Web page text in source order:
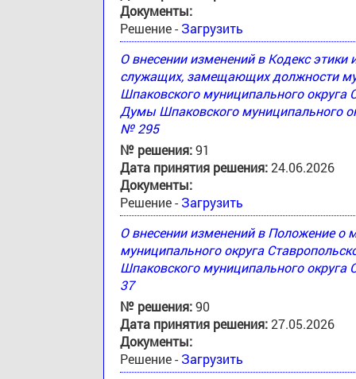
Документы:
Решение - Загрузить
О внесении изменений в Кодекс
служащих, замещающих должности
Шпаковского муниципального
Думы Шпаковского муниципального
№ 295
№ решения:91
Дата принятия решения:24.06.2026
Документы:
Решение - Загрузить
О внесении изменений в Положение
муниципального округа
Шпаковского муниципального округа
37
№ решения:90
Дата принятия решения:27.05.2026
Документы:
Решение - Загрузить